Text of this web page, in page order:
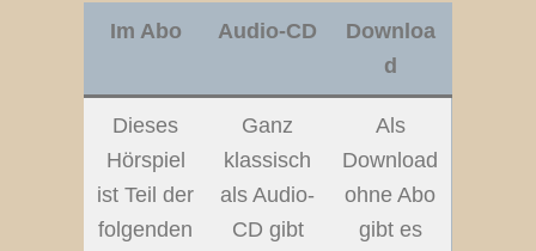
Im Abo Audio-CD
Downloa
d
Dieses
Hörspiel
ist Teil der
folgenden
Ganz
klassisch
als Audio-
CD gibt
Als
Download
ohne Abo
gibt es